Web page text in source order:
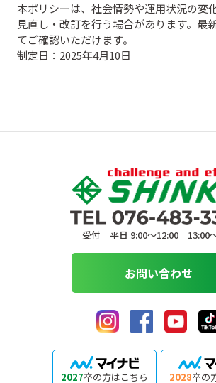
本ポリシーは、社会情勢や運用状況の変
見直し・改訂を行う場合があります。最
てご確認いただけます。
制定日：2025年4月10日
受付 平日 9:00〜12:00 13:00
お問い合わせ
2027卒の方はこちら 2028卒の